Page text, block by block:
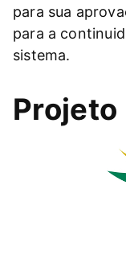
para sua
para a
sistema.
Projeto